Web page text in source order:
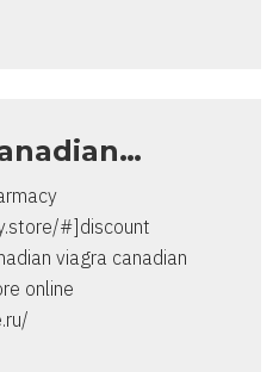
#]discount
viagra canadian
online